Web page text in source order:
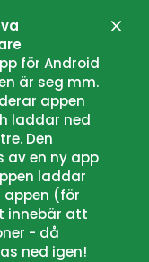
för Android
är seg mm.
appen
laddar ned
Den
av en ny app
laddar
(för
innebär att
- då
ned igen!
Sulje